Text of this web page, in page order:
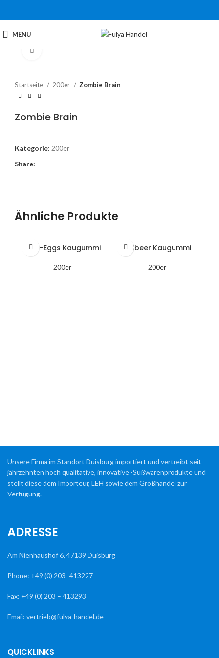
MENU
Click to enlarge
Startseite 200er Zombie Brain
Zombie Brain
Kategorie: 200er
Share:
Ähnliche Produkte
Dino-Eggs Kaugummi
200er
Erdbeer Kaugummi
200er
Unsere Firma im Standort Duisburg importiert und vertreibt seit
jahrzehnten hoch qualitative, innovative -Süßwarenprodukte und
stellt diese dem Importeur, LEH sowie dem Großhandel zur
Verfügung.
ADRESSE
Am Nienhaushof 6, 47139 Duisburg
Phone: +49 (0) 203- 413227
Fax: +49 (0) 203 – 413293
Email: vertrieb@fulya-handel.de
QUICKLINKS